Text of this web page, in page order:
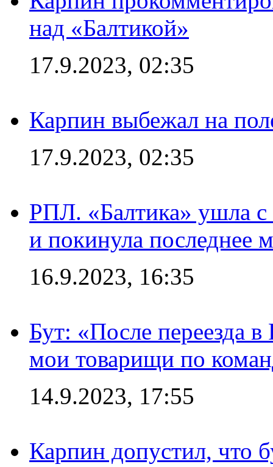
над «Балтикой»
17.9.2023, 02:35
Карпин выбежал на
17.9.2023, 02:35
РПЛ. «Балтика» ушла с
и покинула последнее
16.9.2023, 16:35
Бут: «После переезда
мои товарищи по
14.9.2023, 17:55
Карпин допустил, что